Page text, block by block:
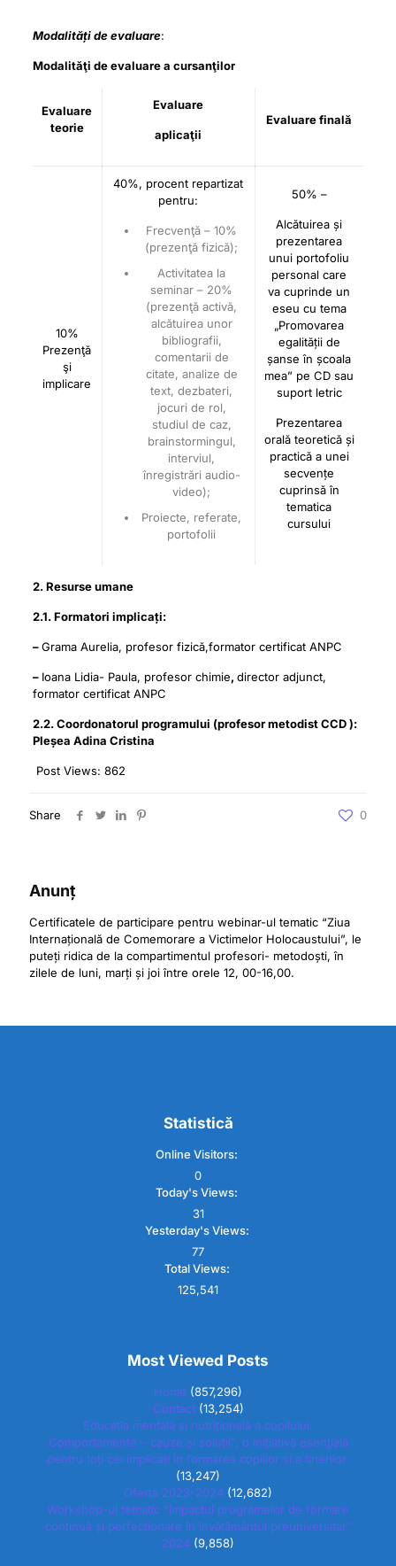
Modalități de evaluare:
Modalităţi de evaluare a cursanţilor
Evaluare
teorie
Evaluare
aplicaţii
Evaluare finală
10%
Prezenţă
şi
implicare
40%, procent repartizat
pentru:
Frecvenţă – 10%
(prezenţă fizică);
Activitatea la
seminar – 20%
(prezenţă activă,
alcătuirea unor
bibliografii,
comentarii de
citate, analize de
text, dezbateri,
jocuri de rol,
studiul de caz,
brainstormingul,
interviul,
înregistrări audio-
video);
Proiecte, referate,
portofolii
50% –
Alcătuirea și
prezentarea
unui portofoliu
personal care
va cuprinde un
eseu cu tema
„Promovarea
egalității de
șanse în școala
mea” pe CD sau
suport letric
Prezentarea
orală teoretică și
practică a unei
secvențe
cuprinsă în
tematica
cursului
2. Resurse umane
2.1. Formatori implicați:
–Grama Aurelia, profesor fizică,formator certificat ANPC
– Ioana Lidia- Paula, profesor chimie, director adjunct,
formator certificat ANPC
2.2. Coordonatorul programului (profesor metodist CCD ):
Pleșea Adina Cristina
Post Views: 862
Share 0
Anunț
Certificatele de participare pentru webinar-ul tematic “Ziua
Internațională de Comemorare a Victimelor Holocaustului”, le
puteți ridica de la compartimentul profesori- metodoști, în
zilele de luni, marți și joi între orele 12, 00-16,00.
Statistică
Online Visitors:
0
Today's Views:
31
Yesterday's Views:
77
Total Views:
125,541
Most Viewed Posts
Home (857,296)
Contact (13,254)
Educația mentală și nutrițională a copilului.
Comportamente – cauze și soluții”, o inițiativă esențială
pentru toți cei implicați în formarea copiilor și a tinerilor.
(13,247)
Oferta 2023-2024 (12,682)
Workshop-ul tematic “Impactul programelor de formare
continuă și perfecționare în învățământul preuniversitar”
2024 (9,858)